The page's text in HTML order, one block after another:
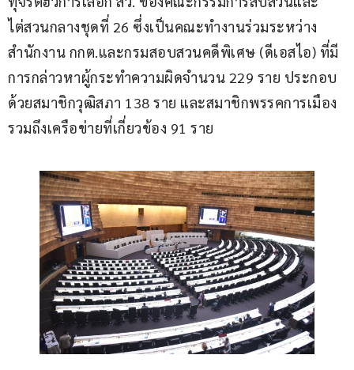
ไต่สวนกลางชุดที่ 26 ซึ่งเป็นคณะทำงานร่วมระหว่าง
สำนักงาน กกต.และกรมสอบสวนคดีพิเศษ (ดีเอสไอ) ที่มี
การกล่าวหาผู้กระทำความผิดจำนวน 229 ราย ประกอบ
ด้วยสมาชิกวุฒิสภา 138 ราย และสมาชิกพรรคการเมือง
รวมถึงเครือข่ายที่เกี่ยวข้อง 91 ราย